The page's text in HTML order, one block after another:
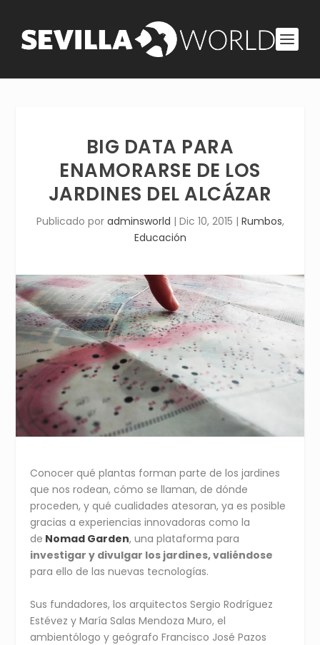
BIG DATA PARA
ENAMORARSE DE LOS
JARDINES DEL ALCÁZAR
Publicado por adminsworld | Dic 10, 2015 | Rumbos,
Educación
Conocer qué plantas forman parte de los jardines
que nos rodean, cómo se llaman, de dónde
proceden, y qué cualidades atesoran, ya es posible
gracias a experiencias innovadoras como la
de Nomad Garden, una plataforma para
investigar y divulgar los jardines, valiéndose
para ello de las nuevas tecnologías.
Sus fundadores, los arquitectos Sergio Rodríguez
Estévez y María Salas Mendoza Muro, el
ambientólogo y geógrafo Francisco José Pazos